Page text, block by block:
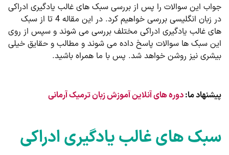
جواب این سوالات را پس از بررسی سبک های غالب یادگیری ادراکی
در زبان انگلیسی بررسی خواهیم کرد. در این مقاله 4 تا از سبک
های غالب یادگیری ادراکی مختلف بررسی می شوند و سپس از روی
این سبک ها سوالات پاسخ داده می شوند و مطالب و حقایق خیلی
بیشری نیز روشن خواهد شد. پس با ما همراه باشید.
پیشنهاد ما:دوره های آنلاین آموزش زبان ترمیک آرمانی
سبک های غالب یادگیری ادراکی